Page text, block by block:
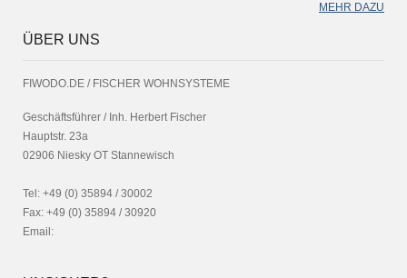
MEHR DAZU
ÜBER UNS
FIWODO.DE / FISCHER WOHNSYSTEME
Geschäftsführer / Inh. Herbert Fischer
Hauptstr. 23a
02906 Niesky OT Stannewisch
Tel: +49 (0) 35894 / 30002
Fax: +49 (0) 35894 / 30920
Email: